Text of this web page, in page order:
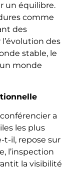
un équilibre.
comme
des
des
stable, le
monde
a
les plus
t-il, repose sur
l’inspection
la visibilité